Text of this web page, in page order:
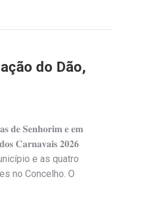
do Dão,
𝐝𝐞 𝐒𝐞𝐧𝐡𝐨𝐫𝐢𝐦 𝐞 𝐞𝐦
𝐂𝐚𝐫𝐧𝐚𝐯𝐚𝐢𝐬 𝟐𝟎𝟐𝟔
e as quatro
no Concelho. O